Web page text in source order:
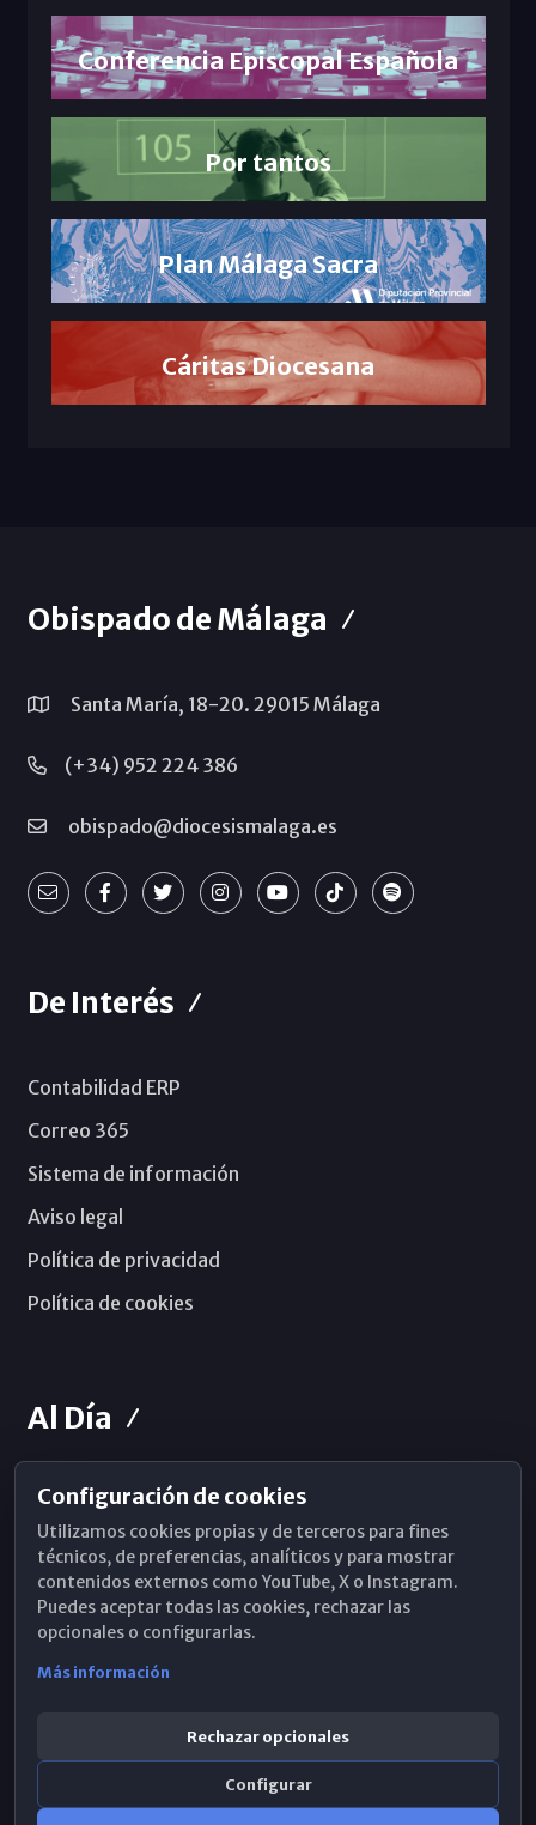
Conferencia Episcopal Española
Por tantos
Plan Málaga Sacra
Cáritas Diocesana
Obispado de Málaga
Santa María, 18-20. 29015 Málaga
(+34) 952 224 386
obispado@diocesismalaga.es
De Interés
Contabilidad ERP
Correo 365
Sistema de información
Aviso legal
Política de privacidad
Política de cookies
Al Día
Horarios de Misa
Hemeroteca
WhatsApp
Configuración de cookies
Utilizamos cookies propias y de terceros para fines
técnicos, de preferencias, analíticos y para mostrar
contenidos externos como YouTube, X o Instagram.
Puedes aceptar todas las cookies, rechazar las
opcionales o configurarlas.
Más información
Rechazar opcionales
Configurar